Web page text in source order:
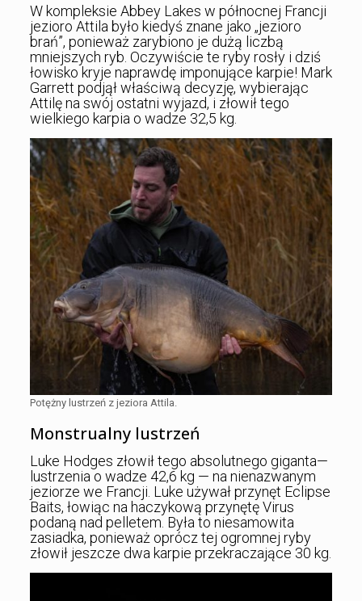
W kompleksie Abbey Lakes w północnej Francji
jezioro Attila było kiedyś znane jako „jezioro
brań”, ponieważ zarybiono je dużą liczbą
mniejszych ryb. Oczywiście te ryby rosły i dziś
łowisko kryje naprawdę imponujące karpie! Mark
Garrett podjął właściwą decyzję, wybierając
Attilę na swój ostatni wyjazd, i złowił tego
wielkiego karpia o wadze 32,5 kg.
Potężny lustrzeń z jeziora Attila.
Monstrualny lustrzeń
Luke Hodges złowił tego absolutnego giganta—
lustrzenia o wadze 42,6 kg — na nienazwanym
jeziorze we Francji. Luke używał przynęt Eclipse
Baits, łowiąc na haczykową przynętę Virus
podaną nad pelletem. Była to niesamowita
zasiadka, ponieważ oprócz tej ogromnej ryby
złowił jeszcze dwa karpie przekraczające 30 kg.